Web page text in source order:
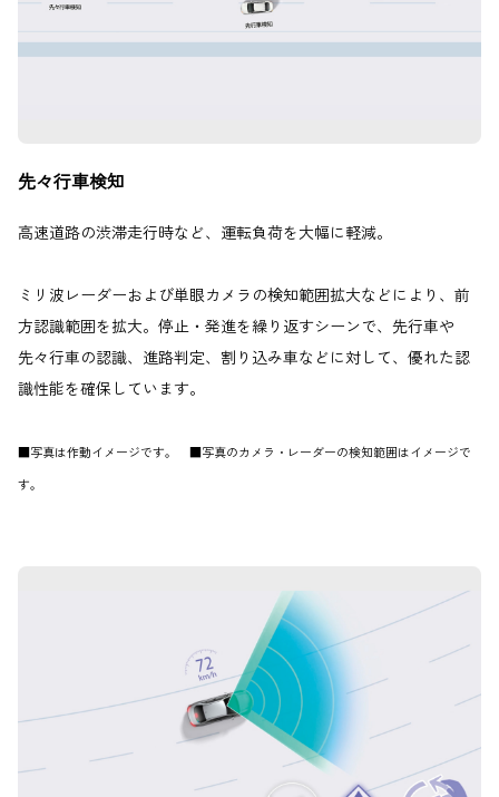
先々行車検知
高速道路の渋滞走行時など、運転負荷を大幅に軽減。
ミリ波レーダーおよび単眼カメラの検知範囲拡大などにより、前
方認識範囲を拡大。停止・発進を繰り返すシーンで、先行車や
先々行車の認識、進路判定、割り込み車などに対して、優れた認
識性能を確保しています。
■写真は作動イメージです。 ■写真のカメラ・レーダーの検知範囲はイメージで
す。